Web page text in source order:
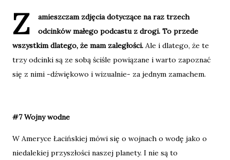
Z
amieszczam zdjęcia dotyczące na raz trzech
odcinków małego podcastu z drogi. To przede
wszystkim dlatego, że mam zaległości. Ale i dlatego, że te
trzy odcinki są ze sobą ściśle powiązane i warto zapoznać
się z nimi -dźwiękowo i wizualnie- za jednym zamachem.
#7 Wojny wodne
W Ameryce Łacińskiej mówi się o wojnach o wodę jako o
niedalekiej przyszłości naszej planety. I nie są to